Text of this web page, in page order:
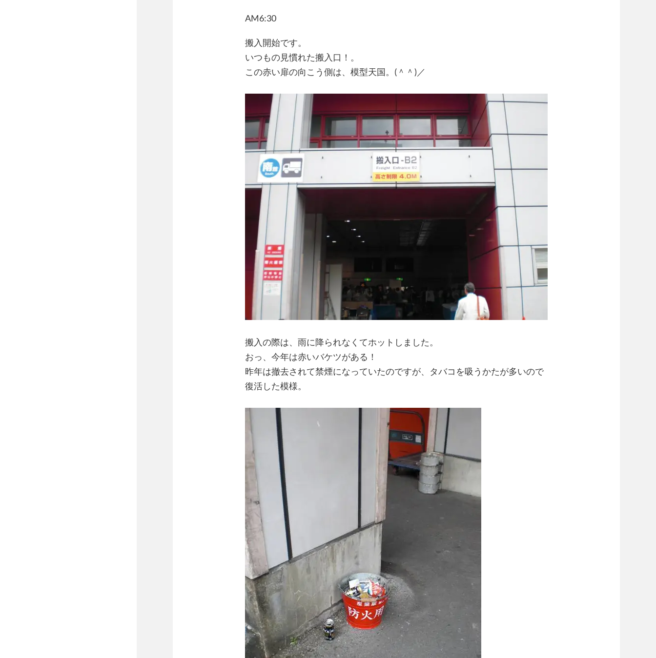
AM6:30
搬入開始です。
いつもの見慣れた搬入口！。
この赤い扉の向こう側は、模型天国。(＾＾)／
搬入の際は、雨に降られなくてホットしました。
おっ、今年は赤いバケツがある！
昨年は撤去されて禁煙になっていたのですが、タバコを吸うかたが多いので
復活した模様。